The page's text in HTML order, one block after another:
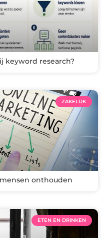
keyword research?
ZAKELIJK
onthouden
ETEN EN DRINKEN